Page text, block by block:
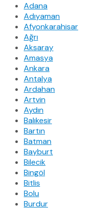
Adana
Adıyaman
Afyonkarahisar
Ağrı
Aksaray
Amasya
Ankara
Antalya
Ardahan
Artvin
Aydın
Balıkesir
Bartın
Batman
Bayburt
Bilecik
Bingöl
Bitlis
Bolu
Burdur